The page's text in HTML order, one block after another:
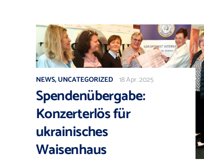
NEWS,UNCATEGORIZED 18 Apr. 2025
Spendenübergabe:
Konzerterlös für
ukrainisches
Waisenhaus